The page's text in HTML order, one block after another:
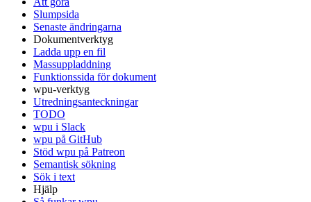
Slumpsida
Senaste ändringarna
Dokumentverktyg
Ladda upp en fil
Massuppladdning
Funktionssida för dokument
wpu-verktyg
Utredningsanteckningar
TODO
wpu i Slack
wpu på GitHub
Stöd wpu på Patreon
Semantisk sökning
Sök i text
Hjälp